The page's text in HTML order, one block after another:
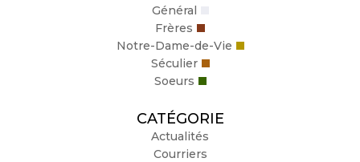
Général
Frères
Notre-Dame-de-Vie
Séculier
Soeurs
CATÉGORIE
Actualités
Courriers